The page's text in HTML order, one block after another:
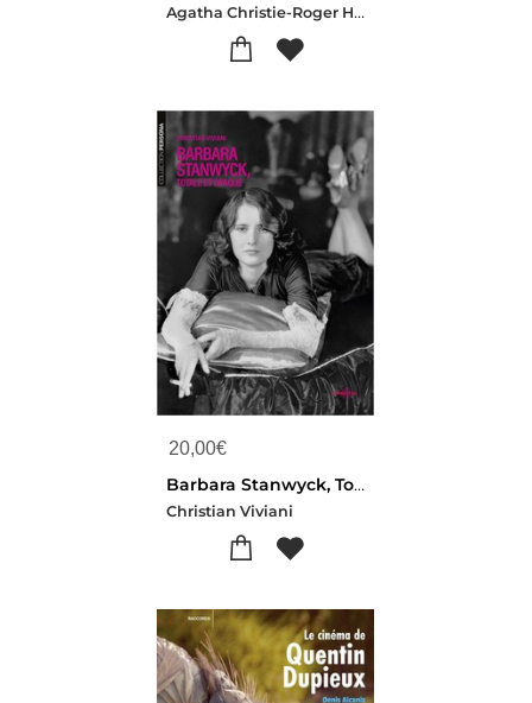
Agatha Christie-Roger Hargreaves
20,00€
Barbara Stanwyck, Totale Et Opaque
Christian Viviani